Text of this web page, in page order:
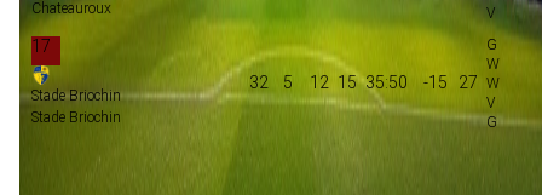
Chateauroux
17
Stade Briochin
Stade Briochin
32 5 12 15 35:50 -15 27